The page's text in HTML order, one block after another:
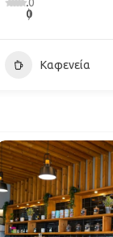
0
)
Καφενεία